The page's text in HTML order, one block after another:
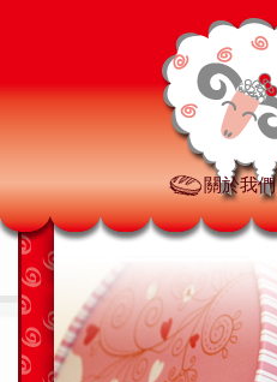
關於我們